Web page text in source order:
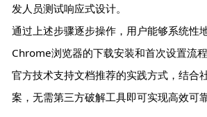
发人员测试响应式设计。
通过上述步骤逐步操作，用户能够系统性
Chrome浏览器的下载安装和首次设置流
官方技术支持文档推荐的实践方式，结合
案，无需第三方破解工具即可实现高效可